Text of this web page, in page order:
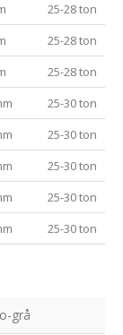
25-28 ton
25-28 ton
25-28 ton
25-30 ton
25-30 ton
25-30 ton
25-30 ton
25-30 ton
grå